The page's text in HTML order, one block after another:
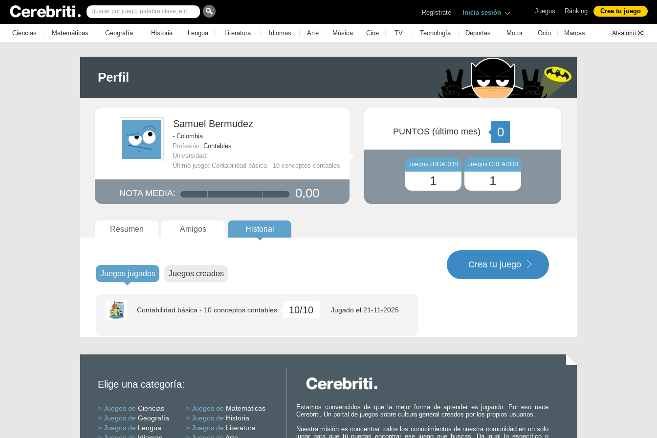
Juegos | Ránking Crea tu juego
Regístrate | Inicia sesión
Ciencias | Matemáticas | Geografía | Historia | Lengua | Literatura | Idiomas | Arte | Música | Cine | TV | Tecnología | Deportes | Motor | Ocio | Marcas
Perfil
Samuel Bermudez
- Colombia
Profesión: Contables
Universidad:
Último juego: Contabilidad básica - 10 conceptos contables
NOTA MEDIA: 0,00
PUNTOS (último mes) 0
Juegos JUGADOS
1
Juegos CREADOS
1
Resumen Amigos Historial
Juegos jugados Juegos creados
Crea tu juego
Contabilidad básica - 10 conceptos contables 10/10 Jugado el 21-11-2025
Elige una categoría:
> Juegos de Ciencias > Juegos de Matemáticas
> Juegos de Geografía > Juegos de Historia
> Juegos de Lengua > Juegos de Literatura
Estamos convencidos de que la mejor forma de aprender es jugando. Por eso nace
Cerebriti. Un portal de juegos sobre cultura general creados por los propios usuarios.
Nuestra misión es concentrar todos los conocimientos de nuestra comunidad en un solo
lugar para que tú puedas encontrar ese juego que buscas. Da igual lo específico o